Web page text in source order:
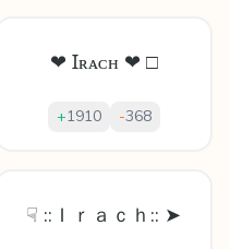
❤ Ɪʀᴀᴄʜ ❤ □
+1910 -368
☟ ::Ｉｒａｃｈ:: ➤